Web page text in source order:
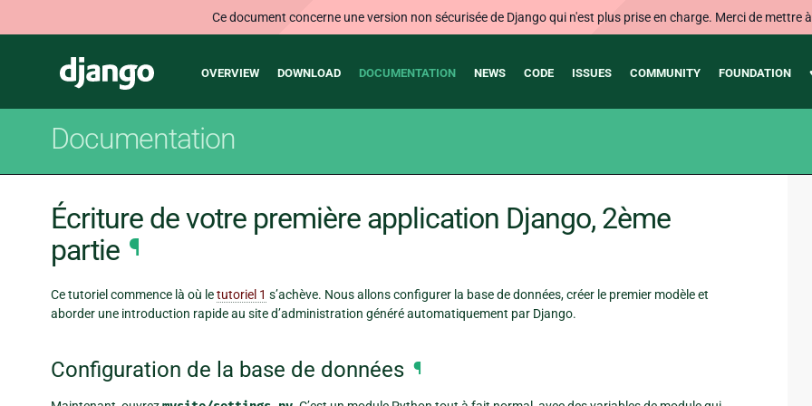
Ce document concerne une version non sécurisée de Django qui n'est plus prise en charge. Merci de mettre
Django
Main
OVERVIEW DOWNLOAD DOCUMENTATION NEWS CODE ISSUES COMMUNITY FOUNDATION
Documentation
Écriture de votre première application Django, 2ème
partie ¶
Ce tutoriel commence là où letutoriel 1 s’achève. Nous allons configurer la base de données, créer le premier modèle et
aborder une introduction rapide au site d’administration généré automatiquement par Django.
Configuration de la base de données ¶